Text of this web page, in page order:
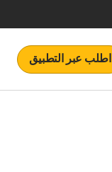
اطلب عبر التطبيق